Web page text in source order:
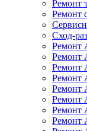
Ремонт
Ремонт
Сход-
Ремонт
Ремонт
Ремонт
Ремонт
Ремонт
Ремонт
Ремонт
Ремонт